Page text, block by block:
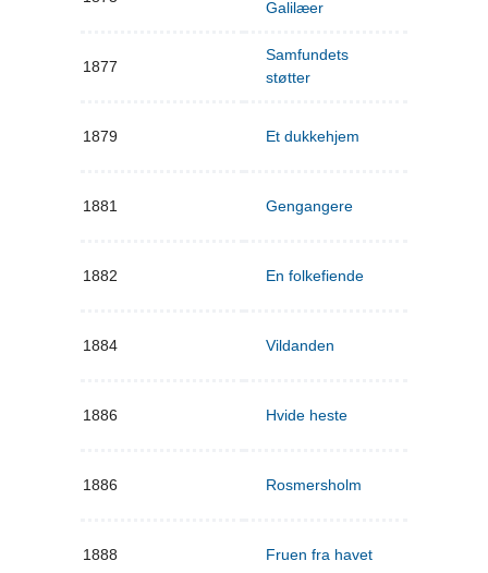
Galilæer
1877
Samfundets
støtter
1879 Et dukkehjem
1881 Gengangere
1882 En folkefiende
1884 Vildanden
1886 Hvide heste
1886 Rosmersholm
1888 Fruen fra havet